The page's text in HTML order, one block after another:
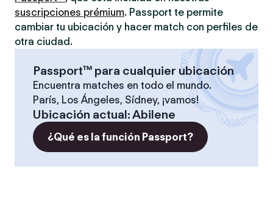
suscripciones prémium. Passport te permite
cambiar tu ubicación y hacer match con perfiles de
otra ciudad.
Passport™ para cualquier ubicación
Encuentra matches en todo el mundo.
París, Los Ángeles, Sídney, ¡vamos!
Ubicación actual:Abilene
¿Qué es la función Passport?